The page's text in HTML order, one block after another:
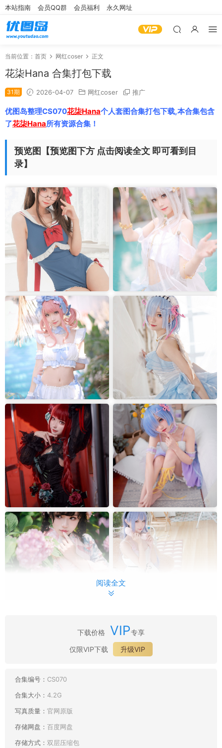
本站指南 会员QQ群 会员福利 永久网址
当前位置： 首页 网红coser 正文
花柒Hana 合集打包下载
31期 2026-04-07 网红coser 推广
优图岛整理CS070花柒Hana个人套图合集打包下载,本合集包含
了花柒Hana所有资源合集！
预览图【预览图下方 点击阅读全文 即可看到目
录】
030 花柒Hana 森森仙短款灵梦 [15P280MB]
029 花柒Hana 马鞭草 [15P278MB]
027 花柒Hana 蓬莱山辉夜 [11P219MB]
026 花柒Hana 星雨咲夜女仆 [9P152MB]
025 花柒Hana 能代女仆 [21P323MB]
阅读全文
下载价格 VIP专享
仅限VIP下载
升级VIP
合集编号： CS070
合集大小： 4.2G
写真质量： 官网原版
存储网盘： 百度网盘
存储方式： 双层压缩包